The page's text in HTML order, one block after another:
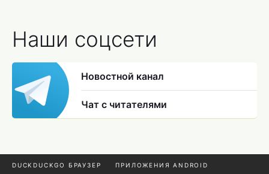
Наши соцсети
Новостной канал
Чат с читателями
DUCKDUCKGO БРАУЗЕР ПРИЛОЖЕНИЯ ANDROID